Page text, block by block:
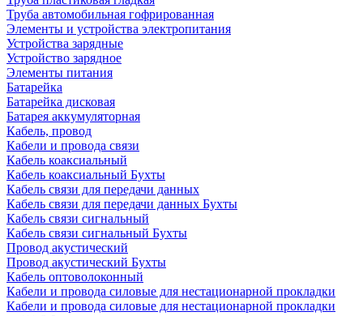
Труба автомобильная гофрированная
Элементы и устройства электропитания
Устройства зарядные
Устройство зарядное
Элементы питания
Батарейка
Батарейка дисковая
Батарея аккумуляторная
Кабель, провод
Кабели и провода связи
Кабель коаксиальный
Кабель коаксиальный Бухты
Кабель связи для передачи данных
Кабель связи для передачи данных Бухты
Кабель связи сигнальный
Кабель связи сигнальный Бухты
Провод акустический
Провод акустический Бухты
Кабель оптоволоконный
Кабели и провода силовые для нестационарной прокладки
Кабели и провода силовые для нестационарной прокладки